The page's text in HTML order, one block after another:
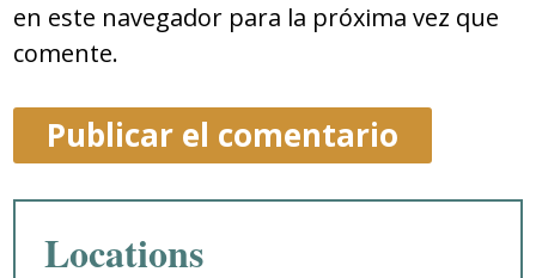
en este navegador para la próxima vez que
comente.
Locations